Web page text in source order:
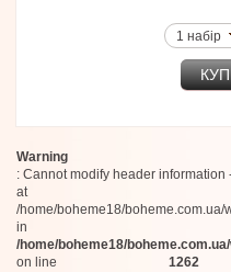
1 набір
Warning
: Cannot modify header
at
/home/boheme18/
in
/home/boheme18/
on line
1262